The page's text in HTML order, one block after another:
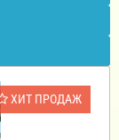
ХИТ ПРОДАЖ